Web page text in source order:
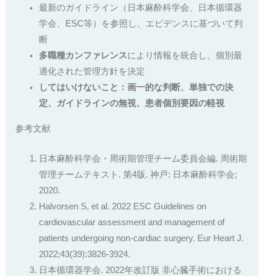
最新のガイドライン（日本麻酔科学会、日本循環器
学会、ESC等）を参照し、エビデンスに基づいて判
断
多職種カンファレンスにより情報を統合し、個別最
適化された管理方針を決定
してはいけないこと：画一的な判断、単独での決
定、ガイドラインの無視、患者個別要因の軽視
参考文献
日本麻酔科学会・周術期管理チーム委員会編. 周術期
管理チームテキスト. 第4版. 神戸: 日本麻酔科学会;
2020.
Halvorsen S, et al. 2022 ESC Guidelines on
cardiovascular assessment and management of
patients undergoing non-cardiac surgery. Eur Heart J.
2022;43(39):3826-3924.
日本循環器学会. 2022年改訂版 非心臓手術における